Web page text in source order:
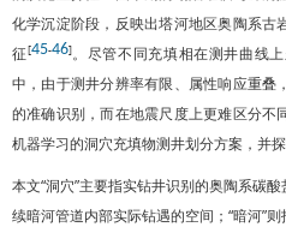
化学沉淀阶段，反映出塔河地区奥陶系古
征[45-46]。尽管不同充填相在测井曲线
中，由于测井分辨率有限、属性响应重叠
的准确识别，而在地震尺度上更难区分不
机器学习的洞穴充填物测井划分方案，并
本文“洞穴”主要指实钻井识别的奥陶系碳
续暗河管道内部实际钻遇的空间；“暗河”